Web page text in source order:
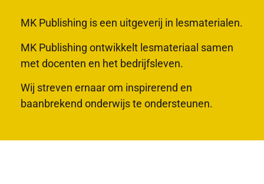
MK Publishing is een uitgeverij in lesmaterialen.
MK Publishing ontwikkelt lesmateriaal samen
met docenten en het bedrijfsleven.
Wij streven ernaar om inspirerend en
baanbrekend onderwijs te ondersteunen.